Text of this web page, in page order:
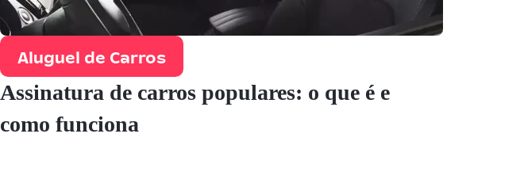
Aluguel de Carros
Assinatura de carros populares: o que é e
como funciona